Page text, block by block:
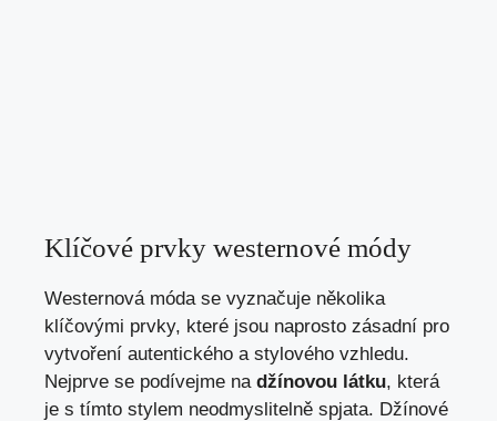
Klíčové prvky westernové módy
Westernová móda se vyznačuje několika
klíčovými prvky, které jsou naprosto zásadní pro
vytvoření autentického a stylového vzhledu.
Nejprve se podívejme na džínovou látku, která
je s tímto stylem neodmyslitelně spjata. Džínové